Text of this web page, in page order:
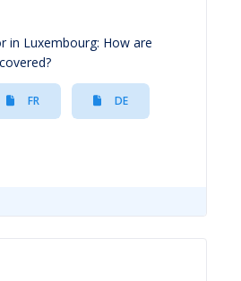
in Luxembourg: How are
FR DE